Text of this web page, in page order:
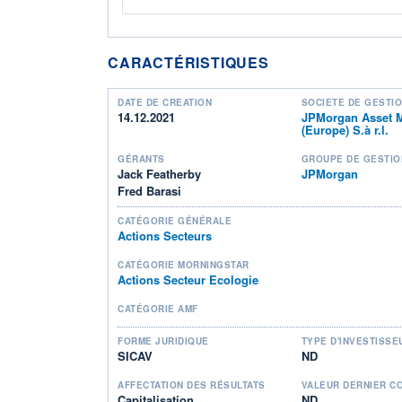
CARACTÉRISTIQUES
DATE DE CRÉATION
14.12.2021
SOCIÉTÉ DE
JPMorgan Asset
(Europe) S.à r.l.
GÉRANTS
Jack Featherby
Fred Barasi
GROUPE DE
JPMorgan
CATÉGORIE GÉNÉRALE
Actions Secteurs
CATÉGORIE MORNINGSTAR
Actions Secteur Ecologie
CATÉGORIE AMF
FORME JURIDIQUE
SICAV
TYPE
ND
AFFECTATION DES RÉSULTATS VALEUR DERNIER